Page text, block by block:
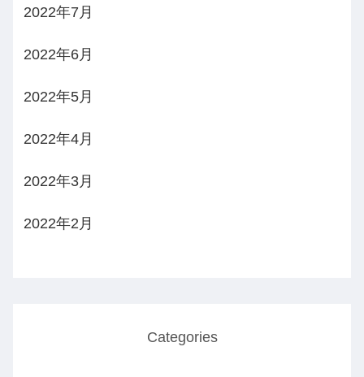
2022年7月
2022年6月
2022年5月
2022年4月
2022年3月
2022年2月
Categories